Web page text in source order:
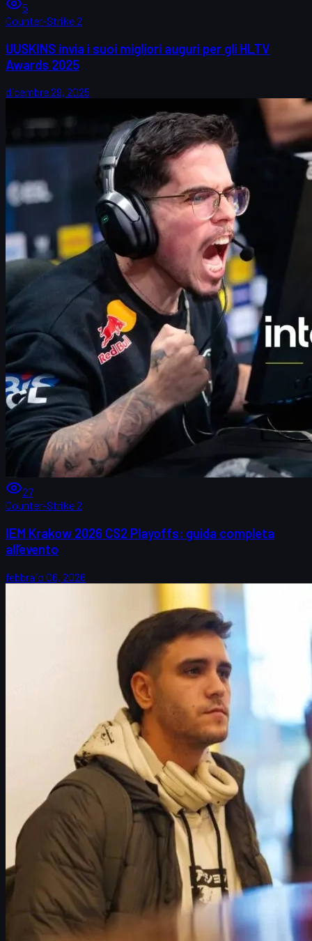
5
Counter-Strike 2
UUSKINS invia i suoi migliori auguri per gli HLTV
Awards 2025
dicembre 29, 2025
27
Counter-Strike 2
IEM Krakow 2026 CS2 Playoffs: guida completa
all’evento
febbraio 06, 2026